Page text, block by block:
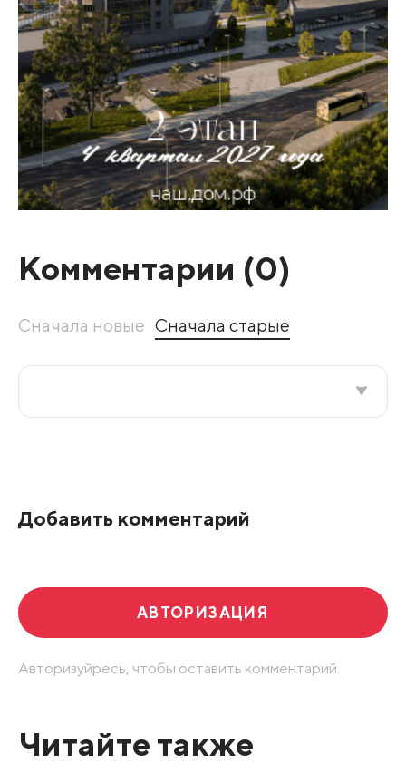
Комментарии (0)
Сначала новые Сначала старые
Добавить комментарий
АВТОРИЗАЦИЯ
Авторизуйресь, чтобы оставить комментарий.
Читайте также